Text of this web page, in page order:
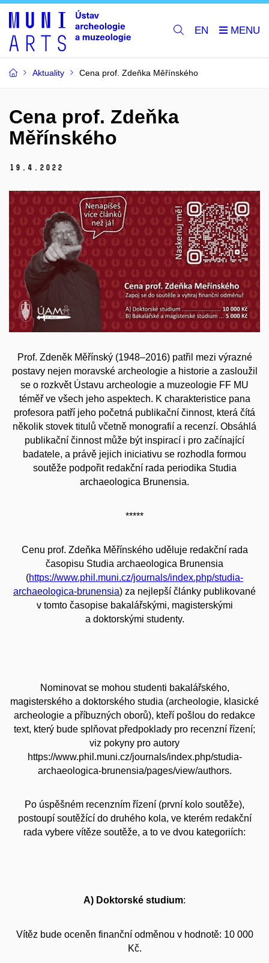
EN
Aktuality Cena prof. Zdeňka Měřínského
Cena prof. Zdeňka
Měřínského
19. 4. 2022
Prof. Zdeněk Měřínský (1948–2016) patřil mezi výrazné
postavy nejen moravské archeologie a historie a zasloužil
se o rozkvět Ústavu archeologie a muzeologie FF MU
téměř ve všech jeho aspektech. K charakteristice pana
profesora patří jeho početná publikační činnost, která čítá
několik stovek titulů včetně monografií a recenzí. Obsáhlá
publikační činnost může být inspirací i pro začínající
badatele, a právě jejich iniciativu se rozhodla formou
soutěže podpořit redakční rada periodika Studia
archaeologica Brunensia.
*****
Cenu prof. Zdeňka Měřínského uděluje redakční rada
časopisu Studia archaeologica Brunensia
(https://www.phil.muni.cz/journals/index.php/studia-
archaeologica-brunensia) za nejlepší články publikované
v tomto časopise bakalářskými, magisterskými
a doktorskými studenty.
Nominovat se mohou studenti bakalářského,
magisterského a doktorského studia (archeologie, klasické
archeologie a příbuzných oborů), kteří pošlou do redakce
text, který bude splňovat předpoklady pro recenzní řízení;
viz pokyny pro autory
https://www.phil.muni.cz/journals/index.php/studia-
archaeologica-brunensia/pages/view/authors.
Po úspěšném recenzním řízení (první kolo soutěže),
postoupí soutěžící do druhého kola, ve kterém redakční
rada vybere vítěze soutěže, a to ve dvou kategoriích:
A) Doktorské studium:
Vítěz bude oceněn finanční odměnou v hodnotě: 10 000
Kč.